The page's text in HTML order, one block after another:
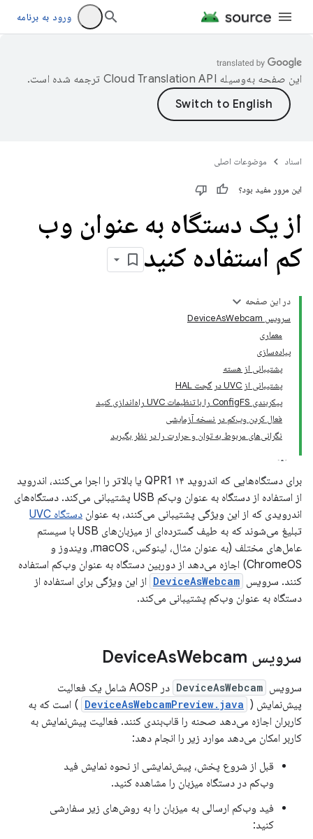
ورود به برنامه
این صفحه به‌وسیله ترجمه شده است.
اسناد موضوعات اصلی
این مرور مفید بود؟
از یک دستگاه به عنوان وب
کم استفاده کنید
در این صفحه
سرویس DeviceAsWebcam
معماری
پیاده‌سازی
پشتیبانی از هسته
پشتیبانی از UVC در گجت HAL
پیکربندی ConfigFS را با تنظیمات UVC راه‌اندازی کنید
فعال کردن وب‌کم در نسخه آزمایشی
نگرانی‌های مربوط به توان و حرارت را در نظر بگیرید
برای دستگاه‌هایی که اندروید ۱۴ QPR1 یا بالاتر را اجرا می‌کنند، اندروید
از استفاده از دستگاه به عنوان وب‌کم USB پشتیبانی می‌کند. دستگاه‌های
اندرویدی که از این ویژگی پشتیبانی می‌کنند، به عنوان دستگاه UVC
تبلیغ می‌شوند که به طیف گسترده‌ای از میزبان‌های USB با سیستم
عامل‌های مختلف (به عنوان مثال، لینوکس، macOS، ویندوز و
ChromeOS) اجازه می‌دهد از دوربین دستگاه به عنوان وب‌کم استفاده
کنند. سرویس DeviceAsWebcam از این ویژگی برای استفاده از
دستگاه به عنوان وب‌کم پشتیبانی می‌کند.
سرویس Device AsWebcam
سرویس DeviceAsWebcam
در AOSP شامل یک فعالیت
پیش‌نمایش ( DeviceAsWebcamPreview.java ) است که به
کاربران اجازه می‌دهد صحنه را قاب‌بندی کنند. فعالیت پیش‌نمایش به
کاربر امکان می‌دهد موارد زیر را انجام دهد:
قبل از شروع پخش، پیش‌نمایشی از نحوه نمایش فید
وب‌کم در دستگاه میزبان را مشاهده کنید.
فید وب‌کم ارسالی به میزبان را به روش‌های زیر سفارشی
کنید: